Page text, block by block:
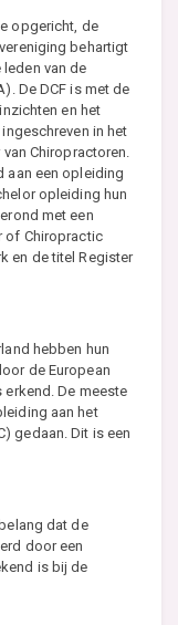
opgericht, de
behartigt
van de
De DCF is met de
en het
in het
Chiropractoren.
aan een opleiding
opleiding hun
met een
of Chiropractic
en de titel Register
hebben hun
de European
erkend. De meeste
aan het
gedaan. Dit is een
dat de
door een
is bij de